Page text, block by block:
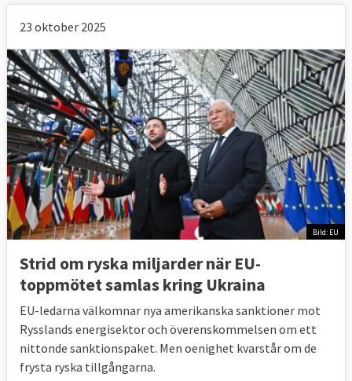
23 oktober 2025
Bild: EU
Strid om ryska miljarder när EU-
toppmötet samlas kring Ukraina
EU-ledarna välkomnar nya amerikanska sanktioner mot
Rysslands energisektor och överenskommelsen om ett
nittonde sanktionspaket. Men oenighet kvarstår om de
frysta ryska tillgångarna.